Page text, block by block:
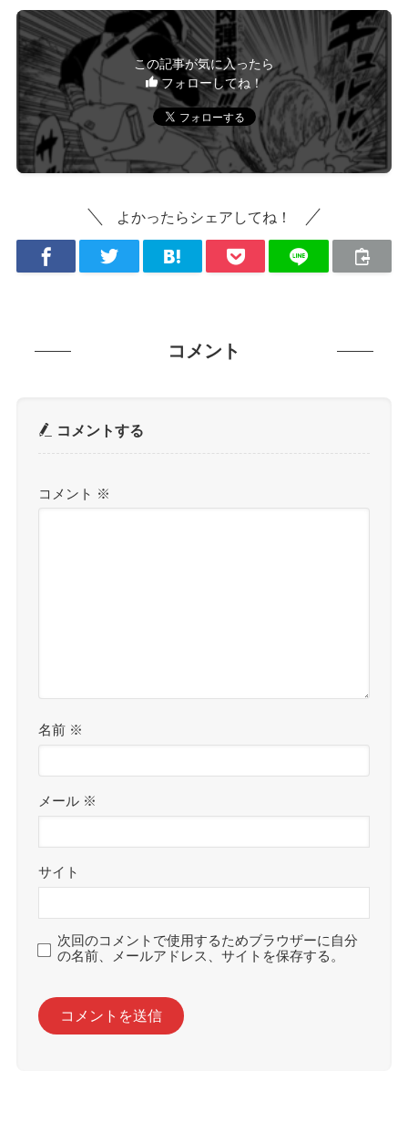
この記事が気に入ったら
フォローしてね！
よかったらシェアしてね！
コメント
コメントする
コメント ※
名前 ※
メール ※
サイト
次回のコメントで使用するためブラウザーに自分
の名前、メールアドレス、サイトを保存する。